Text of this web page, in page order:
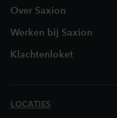
Over Saxion
Werken bij Saxion
Klachtenloket
LOCATIES